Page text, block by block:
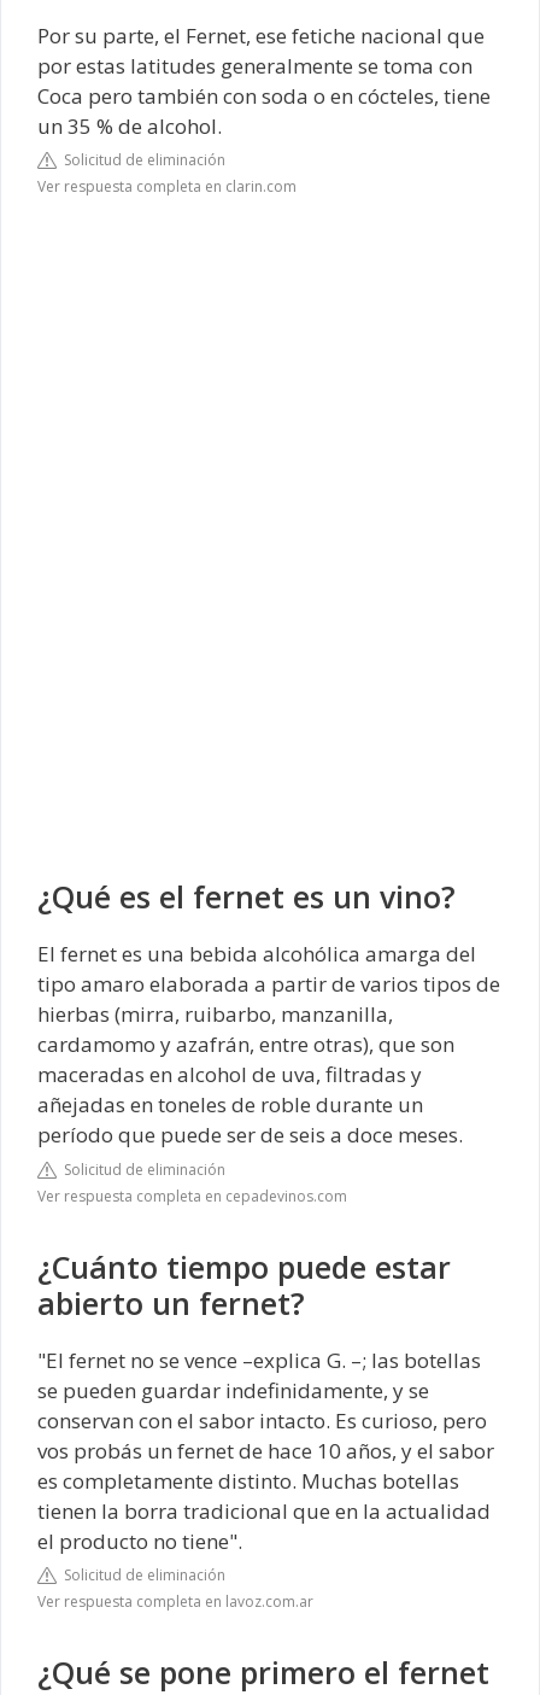
Por su parte, el Fernet, ese fetiche nacional que
por estas latitudes generalmente se toma con
Coca pero también con soda o en cócteles, tiene
un 35 % de alcohol.
Solicitud de eliminación
Ver respuesta completa en clarin.com
¿Qué es el fernet es un vino?
El fernet es una bebida alcohólica amarga del
tipo amaro elaborada a partir de varios tipos de
hierbas (mirra, ruibarbo, manzanilla,
cardamomo y azafrán, entre otras), que son
maceradas en alcohol de uva, filtradas y
añejadas en toneles de roble durante un
período que puede ser de seis a doce meses.
Solicitud de eliminación
Ver respuesta completa en cepadevinos.com
¿Cuánto tiempo puede estar
abierto un fernet?
"El fernet no se vence –explica G. –; las botellas
se pueden guardar indefinidamente, y se
conservan con el sabor intacto. Es curioso, pero
vos probás un fernet de hace 10 años, y el sabor
es completamente distinto. Muchas botellas
tienen la borra tradicional que en la actualidad
el producto no tiene".
Solicitud de eliminación
Ver respuesta completa en lavoz.com.ar
¿Qué se pone primero el fernet